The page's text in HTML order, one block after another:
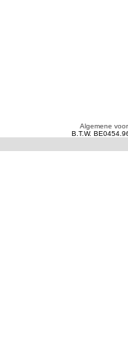
Algemene
B.T.W.